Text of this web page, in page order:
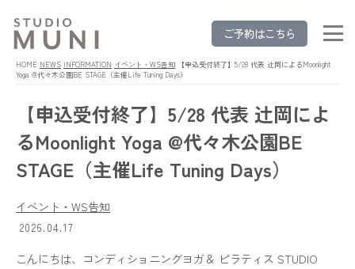
ご予約はこちら
HOME NEWS INFORMATION イベント・WS告知 【申込受付終了】5/28 代表 辻岡によるMoonlight
Yoga @代々木公園BE STAGE（主催Life Tuning Days）
【申込受付終了】5/28 代表 辻岡によ
るMoonlight Yoga @代々木公園BE
STAGE（主催Life Tuning Days）
イベント・WS告知
2026.04.17
こんにちは、コンディショニングヨガ＆ ピラティス STUDIO